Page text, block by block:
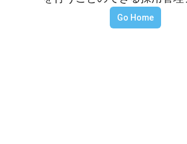
Go Home